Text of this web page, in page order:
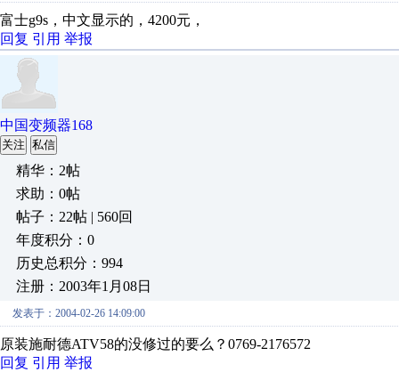
富士g9s，中文显示的，4200元，
回复 引用 举报
中国变频器168
关注 私信
精华：2帖
求助：0帖
帖子：22帖 | 560回
年度积分：0
历史总积分：994
注册：2003年1月08日
发表于：2004-02-26 14:09:00
原装施耐德ATV58的没修过的要么？0769-2176572
回复 引用 举报